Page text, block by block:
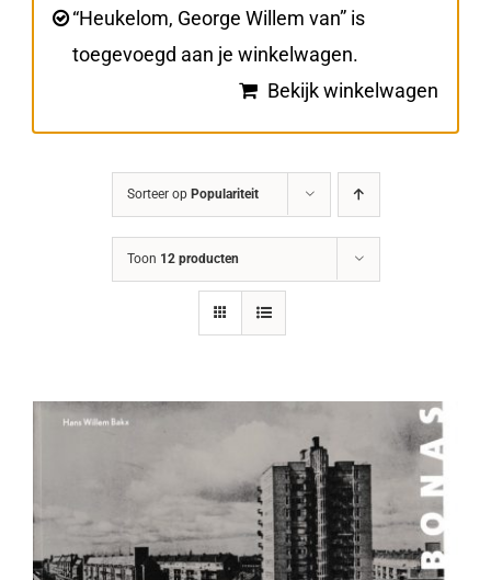
Steun BONAS
Winkelwagen“Heukelom, George Willem van” is
toegevoegd aan je winkelwagen.
Bekijk winkelwagen
Sorteer op Populariteit
Toon 12 producten